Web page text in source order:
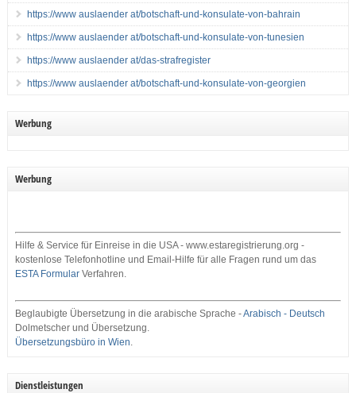
https://www auslaender at/botschaft-und-konsulate-von-bahrain
https://www auslaender at/botschaft-und-konsulate-von-tunesien
https://www auslaender at/das-strafregister
https://www auslaender at/botschaft-und-konsulate-von-georgien
Werbung
Werbung
Hilfe & Service für Einreise in die USA - www.estaregistrierung.org -
kostenlose Telefonhotline und Email-Hilfe für alle Fragen rund um das
ESTA FormularVerfahren.
Beglaubigte Übersetzung in die arabische Sprache -Arabisch - Deutsch
Dolmetscher und Übersetzung.
Übersetzungsbüro in Wien.
Dienstleistungen